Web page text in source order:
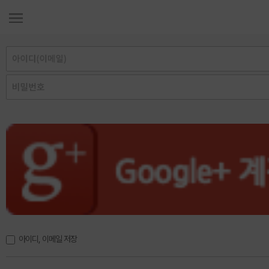
아이디, 이메일 저장